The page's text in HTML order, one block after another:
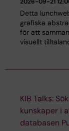
Detta
grafiska
för att
visuellt
KIB Talks:
kunskaper i
databasen